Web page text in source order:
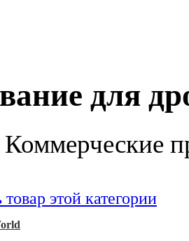
для
Коммерческие
этой категории